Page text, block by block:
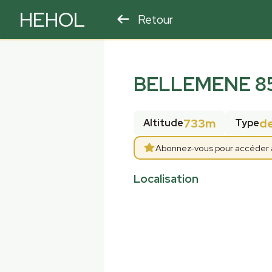
HEHOL Retour
BELLEMENE
Altitude733m Type
Abonnez-vous pour accéder
Localisation